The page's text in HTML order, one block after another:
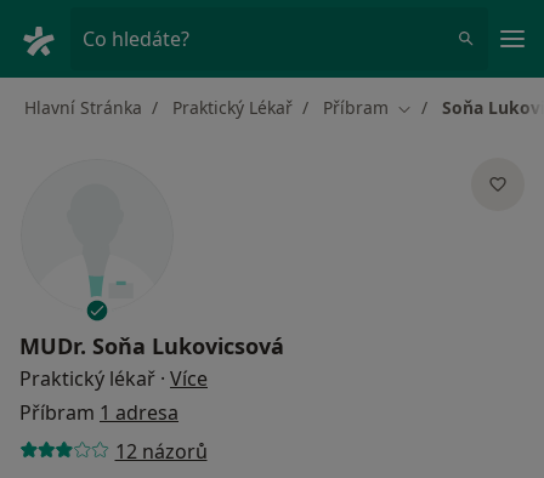
Co hledáte?
Hlavní Stránka Praktický Lékař Příbram Změna města
Soňa
MUDr. Soňa Lukovicsová
Praktický lékař · Více
Příbram 1 adresa
12 názorů